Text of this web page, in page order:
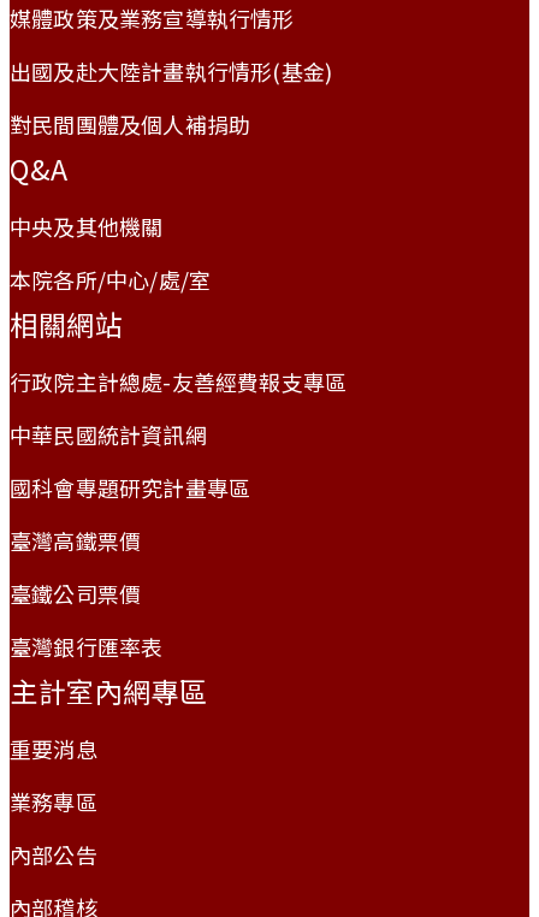
媒體政策及業務宣導執行情形
出國及赴大陸計畫執行情形(基金)
對民間團體及個人補捐助
Q&A
中央及其他機關
本院各所/中心/處/室
相關網站
行政院主計總處-友善經費報支專區
中華民國統計資訊網
國科會專題研究計畫專區
臺灣高鐵票價
臺鐵公司票價
臺灣銀行匯率表
主計室內網專區
重要消息
業務專區
內部公告
內部稽核